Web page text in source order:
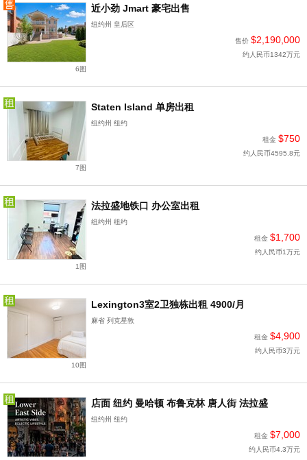
6图
近小劲 Jmart 豪宅出售
纽约州 皇后区
售价 $2,190,000
约人民币1342万元
7图
Staten Island 单房出租
纽约州 纽约
租金 $750
约人民币4595.8元
1图
法拉盛地铁口 办公室出租
纽约州 纽约
租金 $1,700
约人民币1万元
10图
Lexington3室2卫独栋出租 4900/月
麻省 列克星敦
租金 $4,900
约人民币3万元
店面 纽约 曼哈顿 布鲁克林 唐人街 法拉盛
纽约州 纽约
租金 $7,000
约人民币4.3万元